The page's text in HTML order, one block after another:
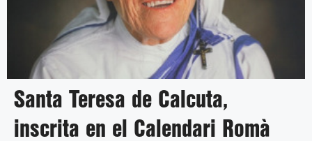
Santa Teresa de Calcuta,
inscrita en el Calendari Romà